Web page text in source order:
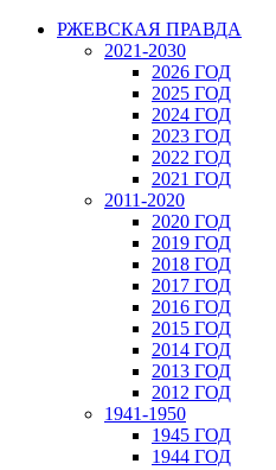
РЖЕВСКАЯ ПРАВДА
2021-2030
2026 ГОД
2025 ГОД
2024 ГОД
2023 ГОД
2022 ГОД
2021 ГОД
2011-2020
2020 ГОД
2019 ГОД
2018 ГОД
2017 ГОД
2016 ГОД
2015 ГОД
2014 ГОД
2013 ГОД
2012 ГОД
1941-1950
1945 ГОД
1944 ГОД